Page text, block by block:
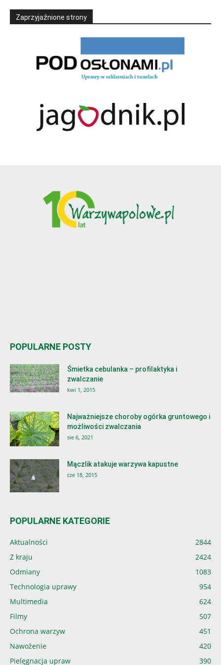
Zaprzyjaźnione strony
POPULARNE POSTY
Śmietka cebulanka – profilaktyka i
zwalczanie
kwi 1, 2015
Najważniejsze choroby ogórka gruntowego i
możliwości zwalczania
sie 6, 2021
Mączlik atakuje warzywa kapustne
cze 18, 2015
POPULARNE KATEGORIE
Aktualności
2844
Z kraju
2424
Odmiany
1083
Technologia uprawy
954
Multimedia
624
Filmy
507
Ochrona warzyw
451
Nawożenie
420
Pielęgnacja upraw
390